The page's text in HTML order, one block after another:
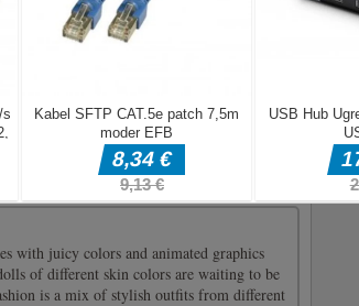
finding puzzle game for the youngest ones.
and the delicious candy in every level.
to find out where the sweet treat is. It
with juicy colors and animated graphics
of different skin colors are waiting to be
is a mix of stylish outfits from different